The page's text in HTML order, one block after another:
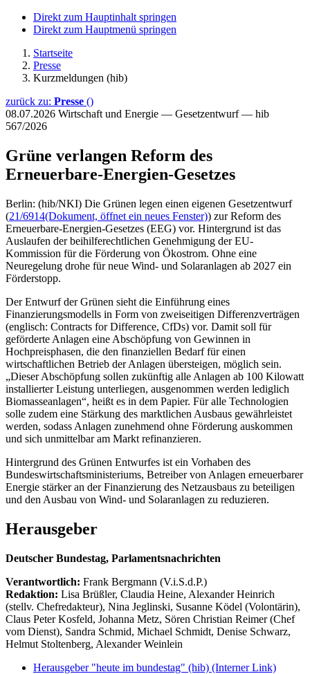
Direkt zum Hauptinhalt springen
Direkt zum Hauptmenü springen
Startseite
Presse
Kurzmeldungen (hib)
zurück zu: Presse ()
08.07.2026 Wirtschaft und Energie — Gesetzentwurf — hib
567/2026
Grüne verlangen Reform des
Erneuerbare-Energien-Gesetzes
Berlin: (hib/NKI) Die Grünen legen einen eigenen Gesetzentwurf
(21/6914(Dokument, öffnet ein neues Fenster)) zur Reform des
Erneuerbare-Energien-Gesetzes (EEG) vor. Hintergrund ist das
Auslaufen der beihilferechtlichen Genehmigung der EU-
Kommission für die Förderung von Ökostrom. Ohne eine
Neuregelung drohe für neue Wind- und Solaranlagen ab 2027 ein
Förderstopp.
Der Entwurf der Grünen sieht die Einführung eines
Finanzierungsmodells in Form von zweiseitigen Differenzverträgen
(englisch: Contracts for Difference, CfDs) vor. Damit soll für
geförderte Anlagen eine Abschöpfung von Gewinnen in
Hochpreisphasen, die den finanziellen Bedarf für einen
wirtschaftlichen Betrieb der Anlagen übersteigen, möglich sein.
„Dieser Abschöpfung sollen zukünftig alle Anlagen ab 100 Kilowatt
installierter Leistung unterliegen, ausgenommen werden lediglich
Biomasseanlagen“, heißt es in dem Papier. Für alle Technologien
solle zudem eine Stärkung des marktlichen Ausbaus gewährleistet
werden, sodass Anlagen zunehmend ohne Förderung auskommen
und sich unmittelbar am Markt refinanzieren.
Hintergrund des Grünen Entwurfes ist ein Vorhaben des
Bundeswirtschaftsministeriums, Betreiber von Anlagen erneuerbarer
Energie stärker an der Finanzierung des Netzausbaus zu beteiligen
und den Ausbau von Wind- und Solaranlagen zu reduzieren.
Herausgeber
Deutscher Bundestag, Parlamentsnachrichten
Verantwortlich: Frank Bergmann (V.i.S.d.P.)
Redaktion: Lisa Brüßler, Claudia Heine, Alexander Heinrich
(stellv. Chefredakteur), Nina Jeglinski, Susanne Ködel (Volontärin),
Claus Peter Kosfeld, Johanna Metz, Sören Christian Reimer (Chef
vom Dienst), Sandra Schmid, Michael Schmidt, Denise Schwarz,
Helmut Stoltenberg, Alexander Weinlein
Herausgeber "heute im bundestag" (hib) (Interner Link)